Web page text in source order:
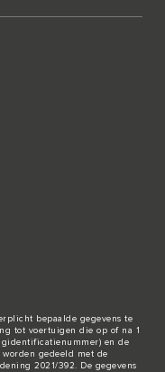
bepaalde gegevens te
tot voertuigen die op of na 1
en de
gedeeld met de
2021/392. De gegevens